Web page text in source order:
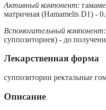
Активный компонент:
матричная (Hamamelis D1) -
Вспомогательный компонент
суппозиториев) - до
Лекарственная форма
суппозитории ректальные
Описание